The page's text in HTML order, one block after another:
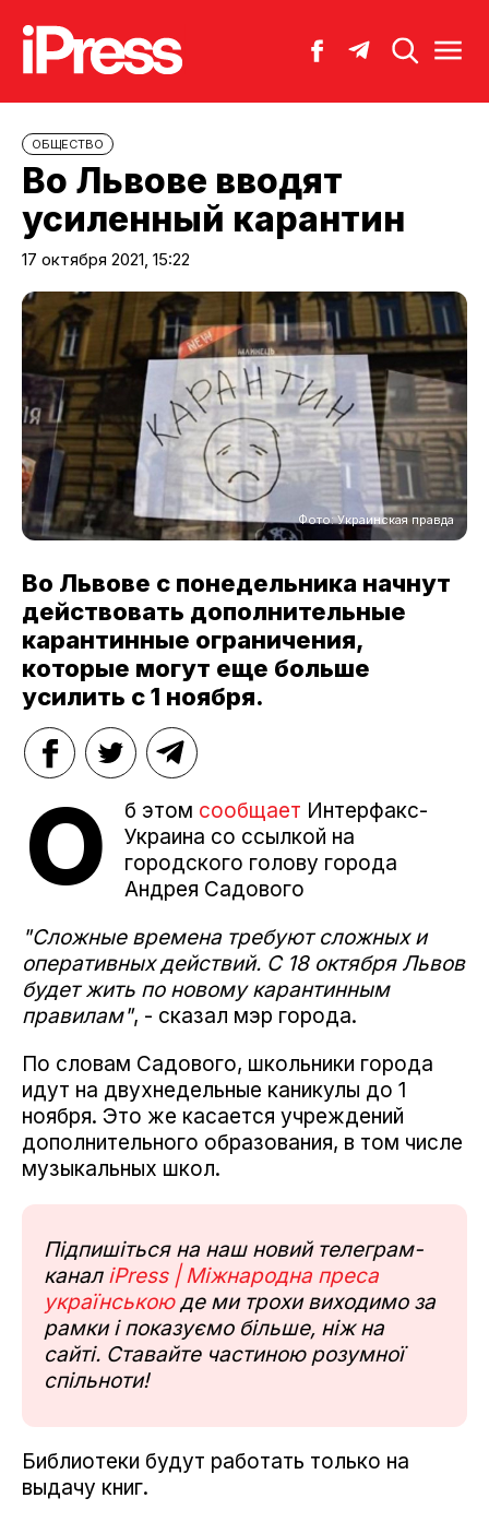
ОБЩЕСТВО
Во Львове вводят
усиленный карантин
17 октября 2021, 15:22
Фото: Украинская правда
Во Львове с понедельника начнут
действовать дополнительные
карантинные ограничения,
которые могут еще больше
усилить с 1 ноября.
О б этом сообщает Интерфакс-
Украина со ссылкой на
городского голову города
Андрея Садового
"Сложные времена требуют сложных и
оперативных действий. С 18 октября Львов
будет жить по новому карантинным
правилам", - сказал мэр города.
По словам Садового, школьники города
идут на двухнедельные каникулы до 1
ноября. Это же касается учреждений
дополнительного образования, в том числе
музыкальных школ.
Підпишіться на наш новий телеграм-
канал iPress | Міжнародна преса
українськоюде ми трохи виходимо за
рамки і показуємо більше, ніж на
сайті. Ставайте частиною розумної
спільноти!
Библиотеки будут работать только на
выдачу книг.